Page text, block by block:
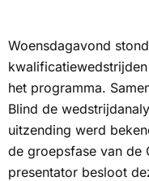
Woensdagavond
het programma.
Blind de
uitzending werd
de groepsfase van de
presentator besloot